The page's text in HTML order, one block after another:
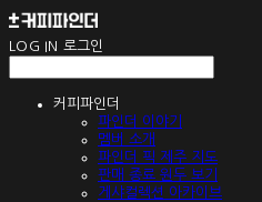
LOG IN 로그인
커피파인더
파인더 이야기
멤버 소개
파인더 픽 제주 지도
판매 종료 원두 보기
게샤컬렉션 아카이브